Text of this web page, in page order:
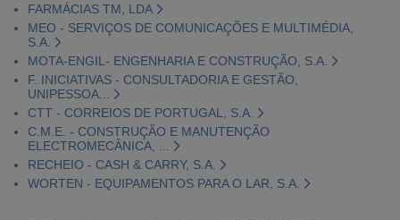
FARMÁCIAS TM, LDA
MEO - SERVIÇOS DE COMUNICAÇÕES E MULTIMÉDIA,
S.A.
MOTA-ENGIL- ENGENHARIA E CONSTRUÇÃO, S.A.
F. INICIATIVAS - CONSULTADORIA E GESTÃO,
UNIPESSOA...
CTT - CORREIOS DE PORTUGAL, S.A.
C.M.E. - CONSTRUÇÃO E MANUTENÇÃO
ELECTROMECÂNICA, ...
RECHEIO - CASH & CARRY, S.A.
WORTEN - EQUIPAMENTOS PARA O LAR, S.A.